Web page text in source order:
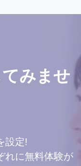
みませ
設定!
れに無料体験が